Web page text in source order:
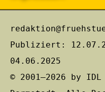
Publiziert:
04.06.2025
© 2001–2026 by IDL